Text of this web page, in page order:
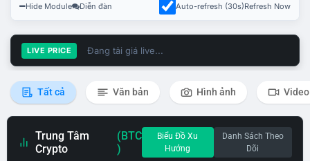
Hide Module Diễn đàn Auto-refresh (30s)Refresh Now
LIVE PRICE Đang tải giá live...
Tất cả Văn bản Hình ảnh Video
Trung Tâm
Crypto
(BTC
)
Biểu Đồ Xu
Hướng
Danh Sách Theo
Dõi